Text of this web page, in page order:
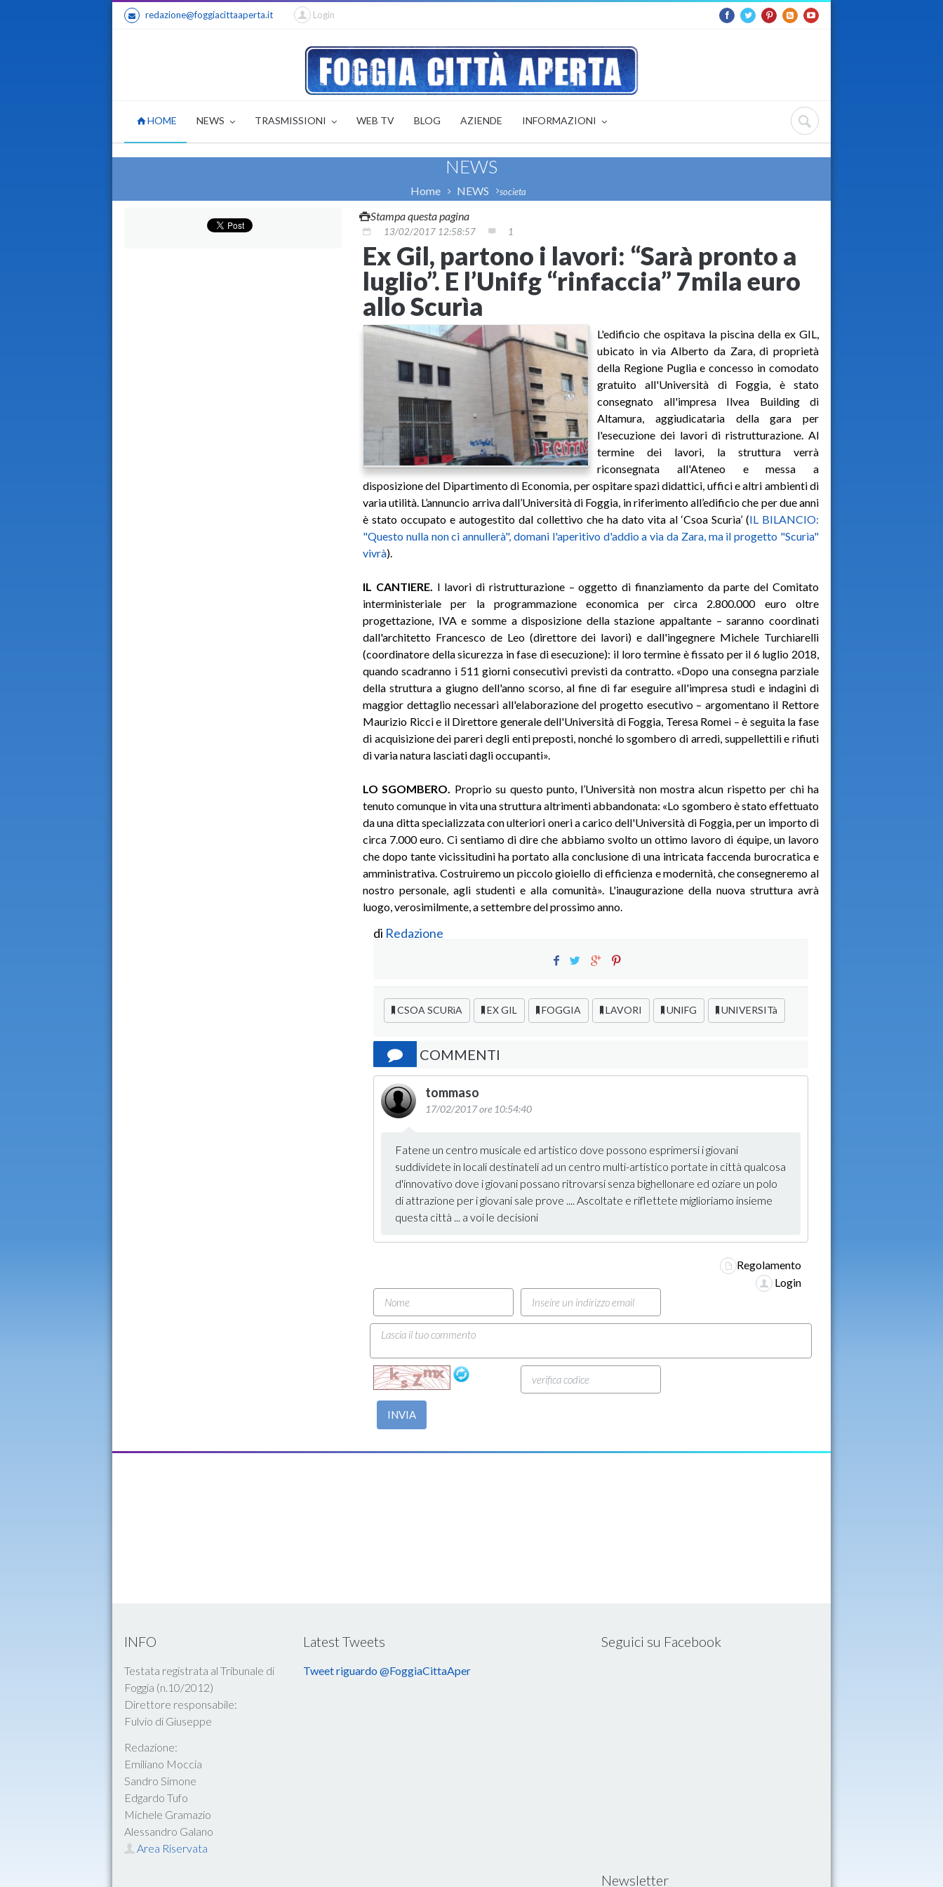
redazione@foggiacittaaperta.it Login
HOME NEWS TRASMISSIONI WEB TV BLOG AZIENDE INFORMAZIONI
NEWS
Home NEWS societa
Stampa questa pagina
13/02/2017 12:58:57 1
Ex Gil, partono i lavori: “Sarà pronto a
luglio”. E l’Unifg “rinfaccia” 7mila euro
allo Scurìa
L'edificio che ospitava la piscina della ex GIL,
ubicato in via Alberto da Zara, di proprietà
della Regione Puglia e concesso in comodato
gratuito all'Università di Foggia, è stato
consegnato all'impresa Ilvea Building di
Altamura, aggiudicataria della gara per
l'esecuzione dei lavori di ristrutturazione. Al
termine dei lavori, la struttura verrà
riconsegnata all'Ateneo e messa a
disposizione del Dipartimento di Economia, per ospitare spazi didattici, uffici e altri ambienti di
varia utilità. L’annuncio arriva dall’Università di Foggia, in riferimento all’edificio che per due anni
è stato occupato e autogestito dal collettivo che ha dato vita al ‘Csoa Scurìa’ (IL BILANCIO:
"Questo nulla non ci annullerà", domani l'aperitivo d'addio a via da Zara, ma il progetto "Scurìa"
vivrà).
IL CANTIERE. I lavori di ristrutturazione – oggetto di finanziamento da parte del Comitato
interministeriale per la programmazione economica per circa 2.800.000 euro oltre
progettazione, IVA e somme a disposizione della stazione appaltante – saranno coordinati
dall'architetto Francesco de Leo (direttore dei lavori) e dall'ingegnere Michele Turchiarelli
(coordinatore della sicurezza in fase di esecuzione): il loro termine è fissato per il 6 luglio 2018,
quando scadranno i 511 giorni consecutivi previsti da contratto. «Dopo una consegna parziale
della struttura a giugno dell'anno scorso, al fine di far eseguire all'impresa studi e indagini di
maggior dettaglio necessari all'elaborazione del progetto esecutivo – argomentano il Rettore
Maurizio Ricci e il Direttore generale dell'Università di Foggia, Teresa Romei – è seguita la fase
di acquisizione dei pareri degli enti preposti, nonché lo sgombero di arredi, suppellettili e rifiuti
di varia natura lasciati dagli occupanti».
LO SGOMBERO. Proprio su questo punto, l’Università non mostra alcun rispetto per chi ha
tenuto comunque in vita una struttura altrimenti abbandonata: «Lo sgombero è stato effettuato
da una ditta specializzata con ulteriori oneri a carico dell'Università di Foggia, per un importo di
circa 7.000 euro. Ci sentiamo di dire che abbiamo svolto un ottimo lavoro di équipe, un lavoro
che dopo tante vicissitudini ha portato alla conclusione di una intricata faccenda burocratica e
amministrativa. Costruiremo un piccolo gioiello di efficienza e modernità, che consegneremo al
nostro personale, agli studenti e alla comunità». L'inaugurazione della nuova struttura avrà
luogo, verosimilmente, a settembre del prossimo anno.
di Redazione
CSOA SCURìA EX GIL FOGGIA LAVORI UNIFG UNIVERSITà
COMMENTI
tommaso
17/02/2017 ore 10:54:40
Fatene un centro musicale ed artistico dove possono esprimersi i giovani
suddividete in locali destinateli ad un centro multi-artistico portate in città qualcosa
d'innovativo dove i giovani possano ritrovarsi senza bighellonare ed oziare un polo
di attrazione per i giovani sale prove .... Ascoltate e riflettete miglioriamo insieme
questa città ... a voi le decisioni
Regolamento
Login
INVIA
INFO
Testata registrata al Tribunale di
Foggia (n.10/2012)
Direttore responsabile:
Fulvio di Giuseppe
Redazione:
Emiliano Moccia
Sandro Simone
Edgardo Tufo
Michele Gramazio
Alessandro Galano
Area Riservata
Latest Tweets
Tweet riguardo @FoggiaCittaAper
Seguici su Facebook
Newsletter